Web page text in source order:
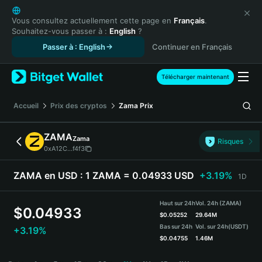
English
日本語
Tiếng Việt
Español (Latinoamérica)
Türkçe
Français
Deutsch
简体中文
繁體中文
Português (Portugal)
Bahasa Indonesia
ภาษาไทย
Español
Español (Argentina)
Vous consultez actuellement cette page en Français.
Souhaitez-vous passer à : English ?
Passer à : English
Continuer en Français
Télécharger maintenant
Accueil Prix des cryptos Zama Prix
ZAMAZama
0xA12C...f4f3
Risques
ZAMA en USD : 1 ZAMA = 0.04933 USD +3.19% 1D
$0.04933
+3.19%
Haut sur 24h
$0.05252
Bas sur 24h
$0.04755
Vol. 24h (ZAMA)
29.64M
Vol. sur 24h(USDT)
1.46M